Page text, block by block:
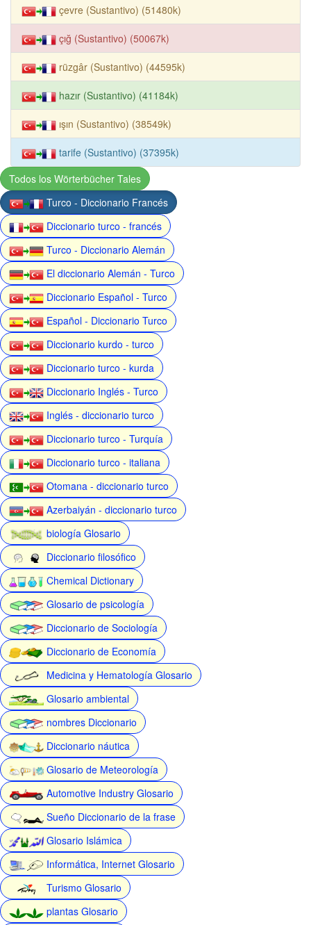
çevre (Sustantivo) (51480k)
çığ (Sustantivo) (50067k)
rüzgâr (Sustantivo) (44595k)
hazır (Sustantivo) (41184k)
ışın (Sustantivo) (38549k)
tarife (Sustantivo) (37395k)
Todos los Wörterbücher Tales
Turco - Diccionario Francés
Diccionario turco - francés
Turco - Diccionario Alemán
El diccionario Alemán - Turco
Diccionario Español - Turco
Español - Diccionario Turco
Diccionario kurdo - turco
Diccionario turco - kurda
Diccionario Inglés - Turco
Inglés - diccionario turco
Diccionario turco - Turquía
Diccionario turco - italiana
Otomana - diccionario turco
Azerbaiyán - diccionario turco
biología Glosario
Diccionario filosófico
Chemical Dictionary
Glosario de psicología
Diccionario de Sociología
Diccionario de Economía
Medicina y Hematología Glosario
Glosario ambiental
nombres Diccionario
Diccionario náutica
Glosario de Meteorología
Automotive Industry Glosario
Sueño Diccionario de la frase
Glosario Islámica
Informática, Internet Glosario
Turismo Glosario
plantas Glosario